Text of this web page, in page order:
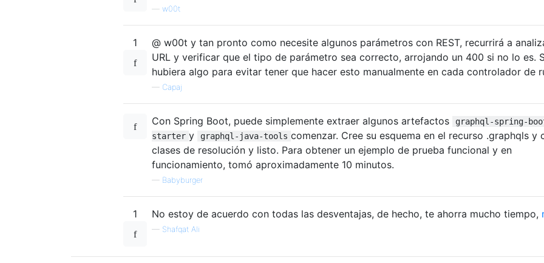
w00t
1
@ w00t y tan pronto como necesite algunos parámetros con REST, recurrirá a
URL y verificar que el tipo de parámetro sea correcto, arrojando un 400 si no lo es.
hubiera algo para evitar tener que hacer esto manualmente en cada controlador de
— Capaj
Con Spring Boot, puede simplemente extraer algunos artefactos
graphql-spring-
starter y graphql-java-tools comenzar. Cree su esquema en el recurso .graphqls y
clases de resolución y listo. Para obtener un ejemplo de prueba funcional y en
funcionamiento, tomó aproximadamente 10 minutos.
— Babyburger
1 No estoy de acuerdo con todas las desventajas, de hecho, te ahorra mucho tiempo,
— Shafqat Ali